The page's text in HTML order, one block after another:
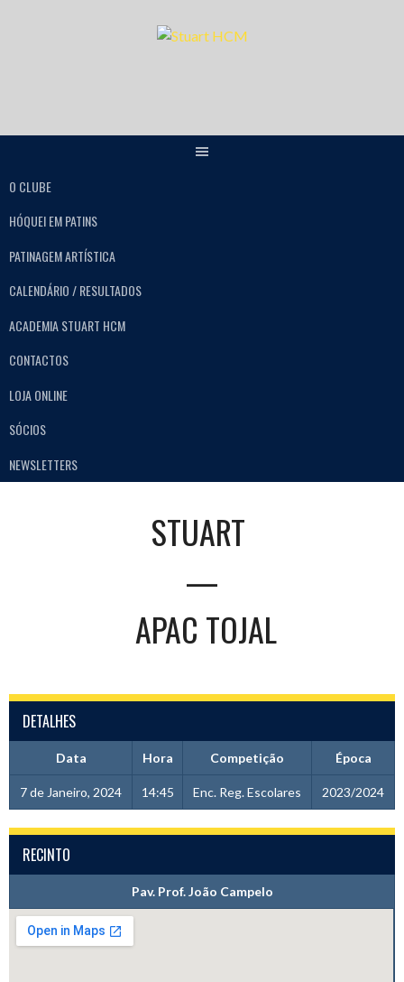
O CLUBE
HÓQUEI EM PATINS
PATINAGEM ARTÍSTICA
CALENDÁRIO / RESULTADOS
ACADEMIA STUART HCM
CONTACTOS
LOJA ONLINE
SÓCIOS
NEWSLETTERS
STUART
—
APAC TOJAL
DETALHES
Data Hora Competição Época
7 de Janeiro, 2024 14:45 Enc. Reg. Escolares 2023/2024
RECINTO
Pav. Prof. João Campelo